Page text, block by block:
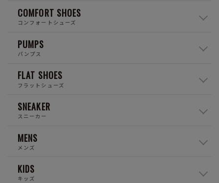
COMFORT SHOES
コンフォートシューズ
PUMPS
パンプス
FLAT SHOES
フラットシューズ
SNEAKER
スニーカー
MENS
メンズ
KIDS
キッズ